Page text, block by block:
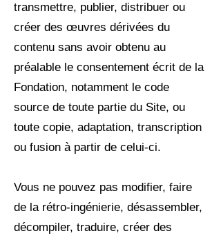
transmettre, publier, distribuer ou
créer des œuvres dérivées du
contenu sans avoir obtenu au
préalable le consentement écrit de la
Fondation, notamment le code
source de toute partie du Site, ou
toute copie, adaptation, transcription
ou fusion à partir de celui-ci.
Vous ne pouvez pas modifier, faire
de la rétro-ingénierie, désassembler,
décompiler, traduire, créer des